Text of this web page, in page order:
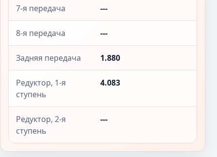
7-я передача ---
8-я передача ---
Задняя передача 1.880
Редуктор, 1-я
ступень
4.083
Редуктор, 2-я
ступень
---